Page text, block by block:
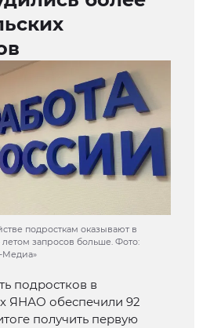
подросткам оказывают в
летом запросов больше. Фото:
Медиа»
подростков в
ЯНАО обеспечили 92
получить первую